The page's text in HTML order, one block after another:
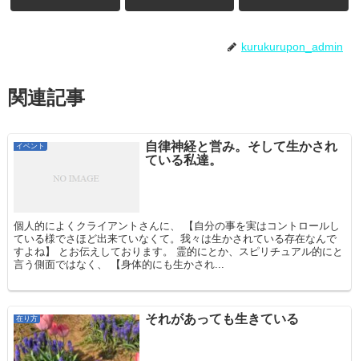
kurukurupon_admin
関連記事
イベント
自律神経と営み。そして生かされ
ている私達。
個人的によくクライアントさんに、 【自分の事を実はコントロールし
ている様でさほど出来ていなくて。我々は生かされている存在なんで
すよね】 とお伝えしております。 霊的にとか、スピリチュアル的にと
言う側面ではなく、 【身体的にも生かされ...
在り方 それがあっても生きている